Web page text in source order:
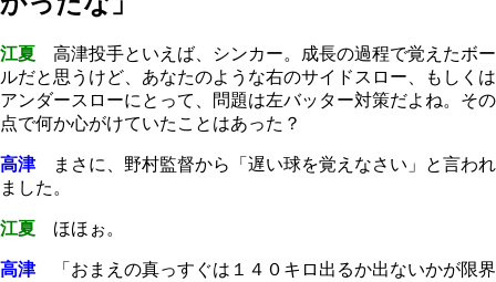
江夏 高津投手といえば、シンカー。成長の過程で覚えたボー
ルだと思うけど、あなたのような右のサイドスロー、もしくは
アンダースローにとって、問題は左バッター対策だよね。その
点で何か心がけていたことはあった？
高津まさに、野村監督から「遅い球を覚えなさい」と言われ
ました。
江夏 ほほぉ。
高津「おまえの真っすぐは１４０キロ出るか出ないかが限界